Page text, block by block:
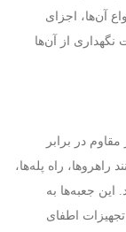
آن‌ها، اجزای
از آن‌ها
در برابر
راه پله‌ها،
جعبه‌ها به
اطفای